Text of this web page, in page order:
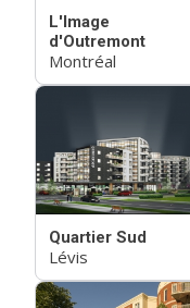
L'Image
d'Outremont
Montréal
Quartier Sud
Lévis